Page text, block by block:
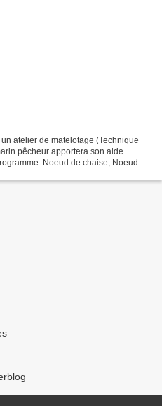
atelier de matelotage (Technique
pêcheur apportera son aide
Noeud de chaise, Noeud